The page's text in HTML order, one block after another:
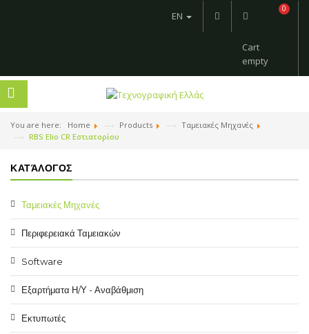
0
Cart
empty
EN
You are here: Home Products
Ταμειακές Μηχανές
RBS Elio CR Εστιατορίου
ΚΑΤΆΛΟΓΟΣ
Ταμειακές Μηχανές
Περιφερειακά Ταμειακών
Software
Εξαρτήματα Η/Υ - Αναβάθμιση
Εκτυπωτές